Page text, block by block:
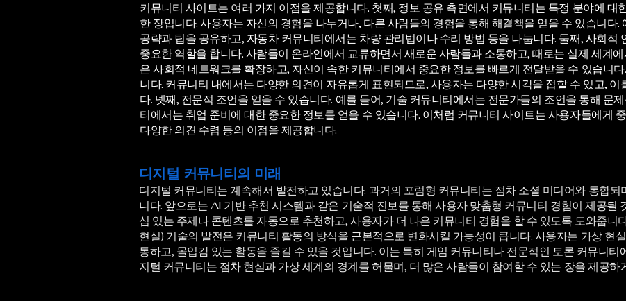
커뮤니티 사이트는 여러 가지 이점을 제공합니다. 첫째, 정보 공유 측면에서 커뮤니티는 특정 분야에 대
한 장입니다. 사용자는 자신의 경험을 나누거나, 다른 사람들의 경험을 통해 해결책을 얻을 수 있습니다.
공략과 팁을 공유하고, 자동차 커뮤니티에서는 차량 관리법이나 수리 방법 등을 나눕니다. 둘째, 사회적
중요한 역할을 합니다. 사람들이 온라인에서 교류하면서 새로운 사람들과 소통하고, 때로는 실제 세계
은 사회적 네트워크를 확장하고, 자신이 속한 커뮤니티에서 중요한 정보를 빠르게 전달받을 수 있습니
니다. 커뮤니티 내에서는 다양한 의견이 자유롭게 표현되므로, 사용자는 다양한 시각을 접할 수 있고,
다. 넷째, 전문적 조언을 얻을 수 있습니다. 예를 들어, 기술 커뮤니티에서는 전문가들의 조언을 통해 문
티에서는 취업 준비에 대한 중요한 정보를 얻을 수 있습니다. 이처럼 커뮤니티 사이트는 사용자들에게
다양한 의견 수렴 등의 이점을 제공합니다.
디지털 커뮤니티의 미래
디지털 커뮤니티는 계속해서 발전하고 있습니다. 과거의 포럼형 커뮤니티는 점차 소셜 미디어와 통합
니다. 앞으로는 AI 기반 추천 시스템과 같은 기술적 진보를 통해 사용자 맞춤형 커뮤니티 경험이 제공될
심 있는 주제나 콘텐츠를 자동으로 추천하고, 사용자가 더 나은 커뮤니티 경험을 할 수 있도록 도와줍니
현실) 기술의 발전은 커뮤니티 활동의 방식을 근본적으로 변화시킬 가능성이 큽니다. 사용자는 가상 현
통하고, 몰입감 있는 활동을 즐길 수 있을 것입니다. 이는 특히 게임 커뮤니티나 전문적인 토론 커뮤니티
지털 커뮤니티는 점차 현실과 가상 세계의 경계를 허물며, 더 많은 사람들이 참여할 수 있는 장을 제공하